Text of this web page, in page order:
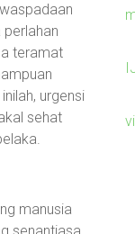
teramat
urgensi
sehat
manusia